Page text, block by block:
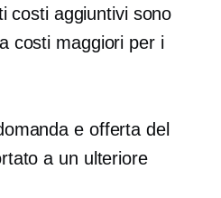
costi aggiuntivi sono
costi maggiori per i
e offerta del
a un ulteriore